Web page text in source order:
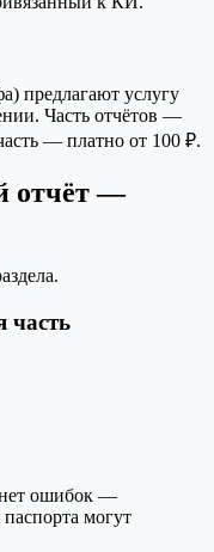
предлагают услугу
Часть отчётов —
— платно от 100 ₽.
отчёт —
часть
нет ошибок —
могут